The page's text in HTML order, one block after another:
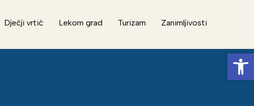
Dječji vrtić Lekom grad Turizam
Zanimljivosti